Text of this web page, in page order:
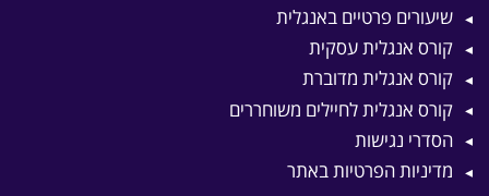
שיעורים פרטיים באנגלית
קורס אנגלית עסקית
קורס אנגלית מדוברת
קורס אנגלית לחיילים משוחררים
הסדרי נגישות
מדיניות הפרטיות באתר